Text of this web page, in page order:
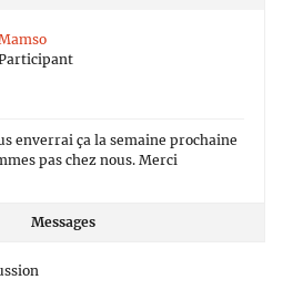
enverrai ça la semaine prochaine
pas chez nous. Merci
Messages